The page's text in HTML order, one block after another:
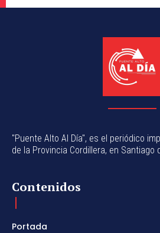
"Puente Alto Al Día", es el periódico
de la Provincia Cordillera, en Santiago
Contenidos
Portada